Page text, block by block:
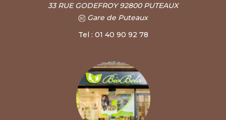
33 RUE GODEFROY 92800 PUTEAUX
Gare de Puteaux
Tel : 01 40 90 92 78